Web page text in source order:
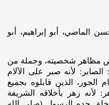
الماضي، أبو إبراهيم، أبو
مظاهر شخصيته، وجملة من
لأنه صبر على الآلام
الذين قابلوه بجميع
لأنه زهر بأخلاقه الشريفة